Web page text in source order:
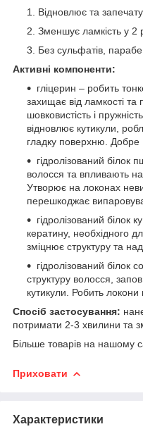
Відновлює та
Зменшує ламкість у 2
Без сульфатів,
Активні компоненти:
гліцерин – робить
захищає від ламкості та
шовковистість і
відновлює кутикули,
гладку поверхню. Добре
гідролізований білок
волосся та впливають
Утворює на локонах
перешкоджає
гідролізований білок
кератину, необхідного
зміцнює структуру та
гідролізований білок
структуру волосся,
кутикули. Робить
Спосіб застосування:
потримати 2-3 хвилини та
Більше товарів на нашому
Приховати
Характеристики